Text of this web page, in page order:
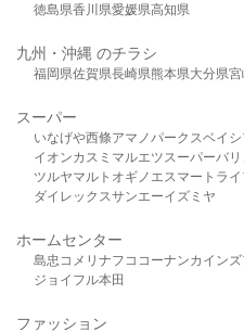
徳島県香川県愛媛県高知県
九州・沖縄 のチラシ
福岡県佐賀県長崎県熊本県大分県
スーパー
いなげや西條アマノパークスベイシ
イオンカスミ マルエツスーパーバ
ツルヤマルト オギノ エスマート ライ
ダイレックスサンエーイズミヤ
ホームセンター
島忠 コメリ ナフコ コーナンカインズ
ジョイフル本田
ファッション